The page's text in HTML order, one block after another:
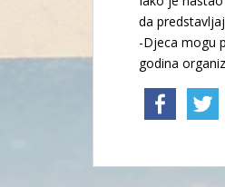
da
-Djeca mogu
godina